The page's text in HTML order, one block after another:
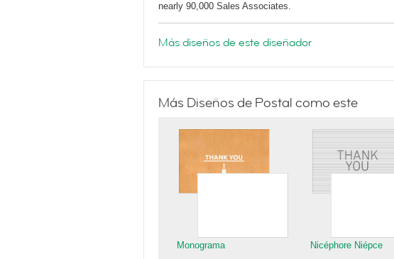
nearly 90,000 Sales Associates.
Más diseños de este diseñador
Más Diseños de Postal como este
Monograma Nicéphore Niépce